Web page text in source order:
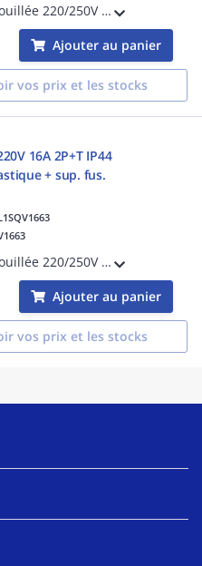
Prise verrouillée 220/250V 16A 2 Pôles + Terre, position Terre : 6h (bleu) IP55 thermoplastique + porte fusible sectionnable
Ajouter au panier
vos prix et les stocks
16A 2P+T IP44
+ sup. fus.
Prise verrouillée 220/250V 16A 2 Pôles + Terre, position Terre : 6h (bleu) IP44 thermoplastique + porte fusible sectionnable
Ajouter au panier
vos prix et les stocks